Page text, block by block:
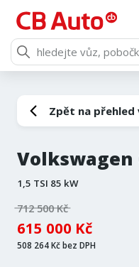
Zpět na přehled
Volkswagen
1,5 TSI 85 kW
712 500 Kč
615 000 Kč
508 264 Kč bez DPH